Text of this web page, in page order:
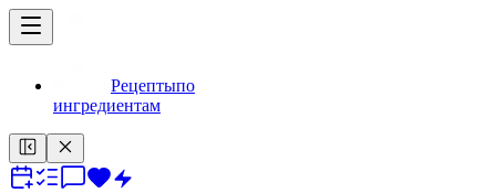
Рецептыпо
ингредиентам